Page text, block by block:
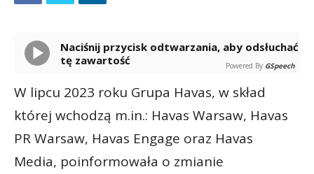
Naciśnij przycisk odtwarzania, aby odsłuchać
tę zawartość
Powered By GSpeech
W lipcu 2023 roku Grupa Havas, w skład
której wchodzą m.in.: Havas Warsaw, Havas
PR Warsaw, Havas Engage oraz Havas
Media, poinformowała o zmianie